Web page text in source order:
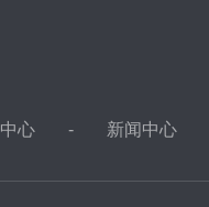
心 新闻中心